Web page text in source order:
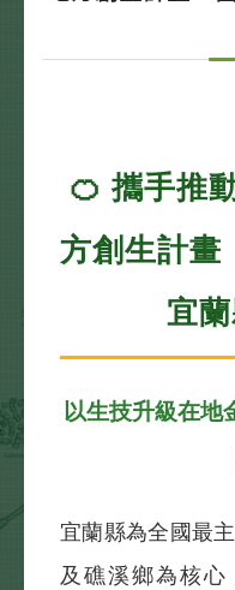
🍊 攜手推
方創生計畫
宜
以生技升級在地
宜蘭縣為全國最
及礁溪鄉為核心